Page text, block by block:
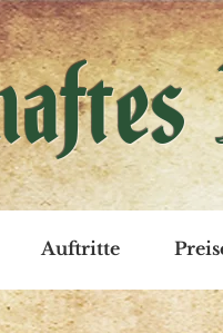
Auftritte